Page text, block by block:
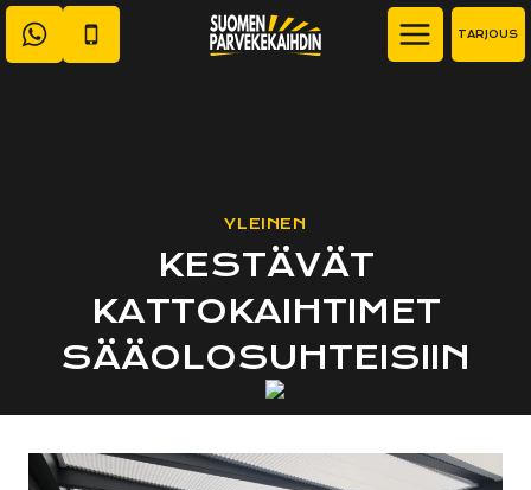
Siirry
sisältöön
TARJOUS
YLEINEN
KESTÄVÄT
KATTOKAIHTIMET
SÄÄOLOSUHTEISIIN